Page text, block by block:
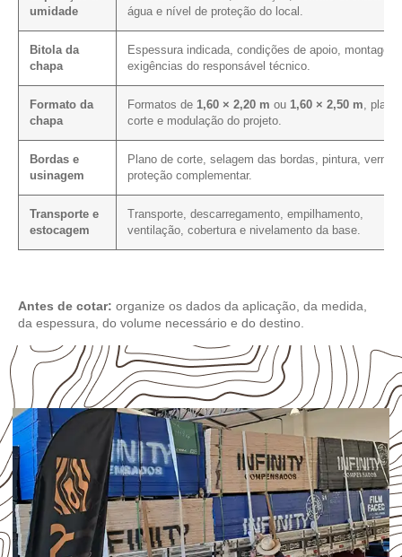
umidade
água e nível de proteção do local.
Bitola da
chapa
Espessura indicada, condições de apoio, montagem
exigências do responsável técnico.
Formato da
chapa
Formatos de 1,60 × 2,20 m ou 1,60 × 2,50 m, plano
corte e modulação do projeto.
Bordas e
usinagem
Plano de corte, selagem das bordas, pintura, verniz
proteção complementar.
Transporte e
estocagem
Transporte, descarregamento, empilhamento,
ventilação, cobertura e nivelamento da base.
Antes de cotar: organize os dados da aplicação, da medida,
da espessura, do volume necessário e do destino.